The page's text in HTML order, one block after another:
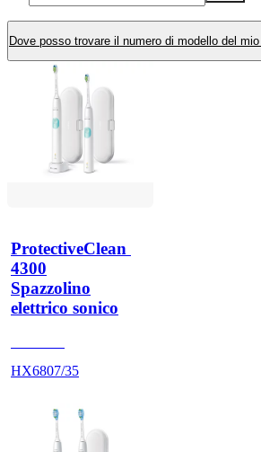
Dove posso trovare il numero di modello del
ProtectiveClean
4300
Spazzolino
elettrico sonico
HX6807/35